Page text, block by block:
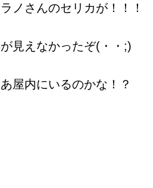
ノさんのセリカが！！！
見えなかったぞ(・・;)
屋内にいるのかな！？